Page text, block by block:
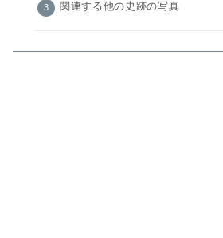
関連する他の史跡の写真